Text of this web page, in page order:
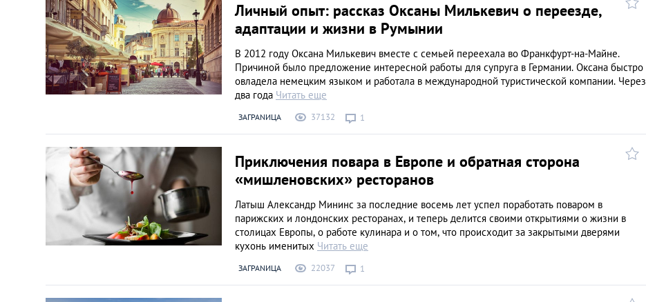
Личный опыт: рассказ Оксаны Милькевич о переезде,
адаптации и жизни в Румынии
В 2012 году Оксана Милькевич вместе с семьей переехала во Франкфурт-на-Майне.
Причиной было предложение интересной работы для супруга в Германии. Оксана быстро
овладела немецким языком и работала в международной туристической компании. Через
два года Читать еще
ЗАГРАNИЦА 37132 1
Приключения повара в Европе и обратная сторона
«мишленовских» ресторанов
Латыш Александр Мининс за последние восемь лет успел поработать поваром в
парижских и лондонских ресторанах, и теперь делится своими открытиями о жизни в
столицах Европы, о работе кулинара и о том, что происходит за закрытыми дверями
кухонь именитых Читать еще
ЗАГРАNИЦА 22037 1